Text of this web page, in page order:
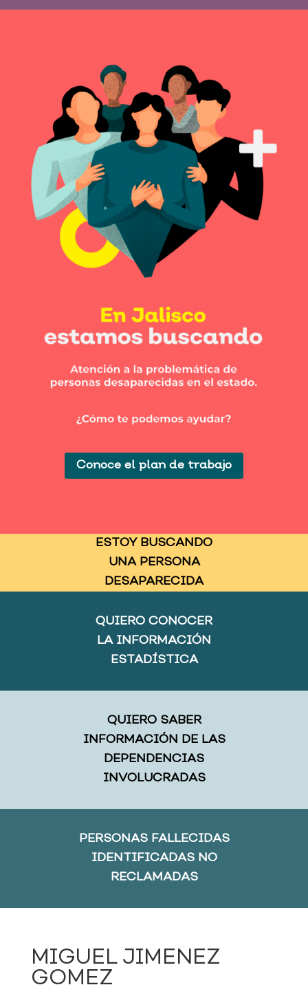
Conoce el plan de trabajo
ESTOY BUSCANDO
UNA PERSONA
DESAPARECIDA
QUIERO CONOCER
LA INFORMACIÓN
ESTADÍSTICA
QUIERO SABER
INFORMACIÓN DE LAS
DEPENDENCIAS
INVOLUCRADAS
PERSONAS FALLECIDAS
IDENTIFICADAS NO
RECLAMADAS
MIGUEL JIMENEZ
GOMEZ